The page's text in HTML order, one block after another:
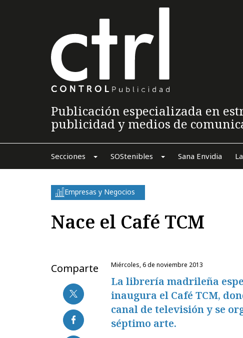
Publicación especializada en
publicidad y medios de
Secciones SOStenibles Sana Envidia
Empresas y Negocios
Nace el Café TCM
Comparte miércoles, 6 de noviembre 2013
La librería madrileña
inaugura el Café TCM,
canal de televisión y se
séptimo arte.